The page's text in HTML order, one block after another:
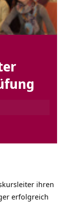
ihren
erfolgreich